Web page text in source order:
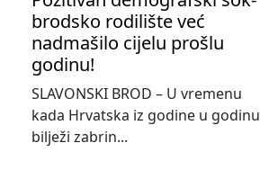
brodsko rodilište već
nadmašilo cijelu prošlu
godinu!
SLAVONSKI BROD – U vremenu
kada Hrvatska iz godine u godinu
bilježi zabrin...